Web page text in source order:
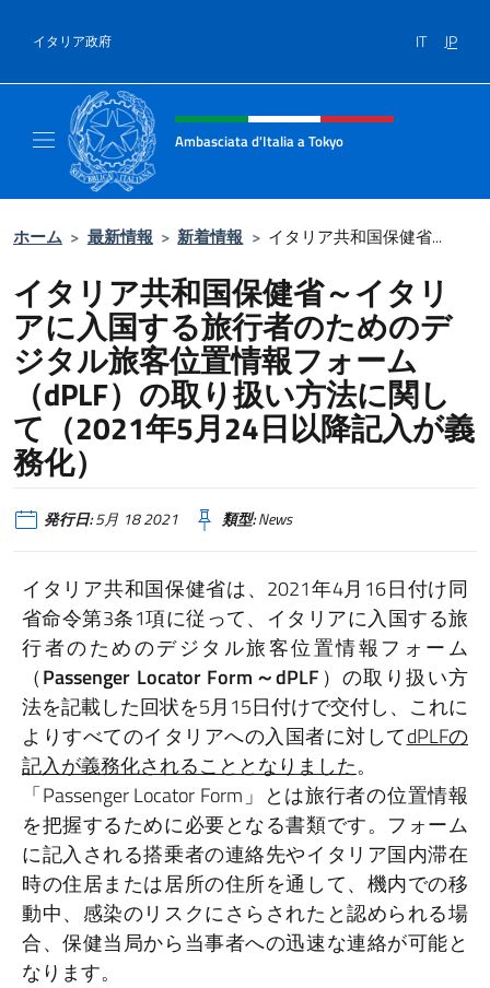
イタリア政府 IT JP
Header, social and menu of site
Ambasciata d'Italia a Tokyo
ホーム > 最新情報 > 新着情報 > イタリア共和国保健省...
イタリア共和国保健省～イタリ
アに入国する旅行者のためのデ
ジタル旅客位置情報フォーム
（dPLF）の取り扱い方法に関し
て（2021年5月24日以降記入が義
務化）
発行日:5月 18 2021 類型:News
イタリア共和国保健省は、2021年4月16日付け同
省命令第3条1項に従って、イタリアに入国する旅
行者のためのデジタル旅客位置情報フォーム
（Passenger Locator Form～dPLF ）の取り扱い方
法を記載した回状を5月15日付けで交付し、これに
よりすべてのイタリアへの入国者に対してdPLFの
記入が義務化されることとなりました。
「Passenger Locator Form」とは旅行者の位置情報
を把握するために必要となる書類です。フォーム
に記入される搭乗者の連絡先やイタリア国内滞在
時の住居または居所の住所を通して、機内での移
動中、感染のリスクにさらされたと認められる場
合、保健当局から当事者への迅速な連絡が可能と
なります。